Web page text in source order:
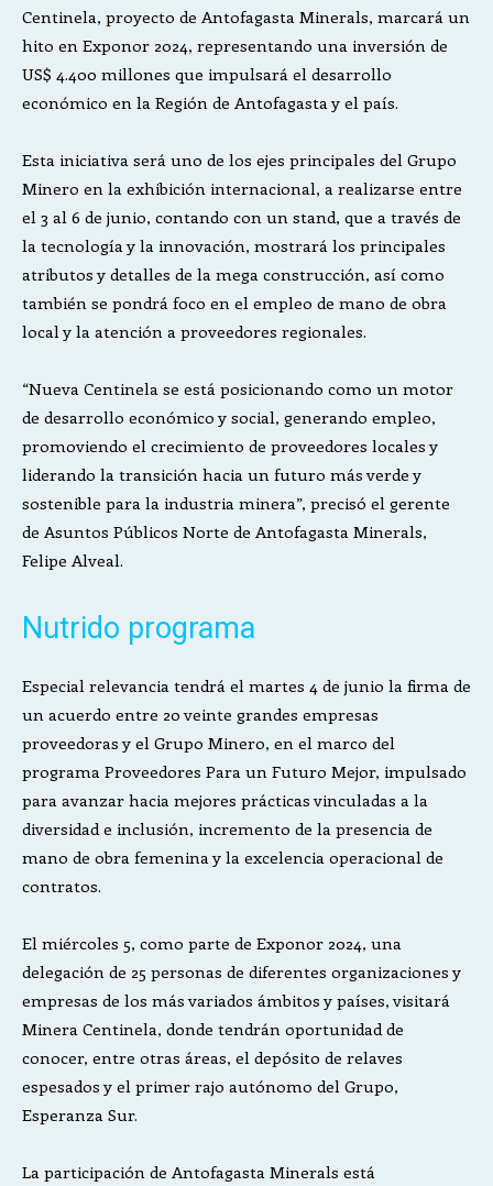
Centinela, proyecto de Antofagasta Minerals, marcará un
hito en Exponor 2024, representando una inversión de
US$ 4.400 millones que impulsará el desarrollo
económico en la Región de Antofagasta y el país.
Esta iniciativa será uno de los ejes principales del Grupo
Minero en la exhibición internacional, a realizarse entre
el 3 al 6 de junio, contando con un stand, que a través de
la tecnología y la innovación, mostrará los principales
atributos y detalles de la mega construcción, así como
también se pondrá foco en el empleo de mano de obra
local y la atención a proveedores regionales.
“Nueva Centinela se está posicionando como un motor
de desarrollo económico y social, generando empleo,
promoviendo el crecimiento de proveedores locales y
liderando la transición hacia un futuro más verde y
sostenible para la industria minera”, precisó el gerente
de Asuntos Públicos Norte de Antofagasta Minerals,
Felipe Alveal.
Nutrido programa
Especial relevancia tendrá el martes 4 de junio la firma de
un acuerdo entre 20 veinte grandes empresas
proveedoras y el Grupo Minero, en el marco del
programa Proveedores Para un Futuro Mejor, impulsado
para avanzar hacia mejores prácticas vinculadas a la
diversidad e inclusión, incremento de la presencia de
mano de obra femenina y la excelencia operacional de
contratos.
El miércoles 5, como parte de Exponor 2024, una
delegación de 25 personas de diferentes organizaciones y
empresas de los más variados ámbitos y países, visitará
Minera Centinela, donde tendrán oportunidad de
conocer, entre otras áreas, el depósito de relaves
espesados y el primer rajo autónomo del Grupo,
Esperanza Sur.
La participación de Antofagasta Minerals está